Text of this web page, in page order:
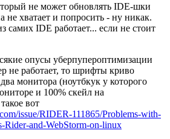
не может обновлять IDE-шки
не хватает и попросить - ну никак.
самих IDE работает... если не стоит
опусы уберпупероптимизации
не работает, то шрифты криво
монитора (ноутбкук у которого
и 100% скейл на
вот
issue/RIDER-111865/Problems-with-
Rider-and-WebStorm-on-linux